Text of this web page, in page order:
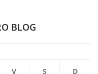
BLOG
V S D